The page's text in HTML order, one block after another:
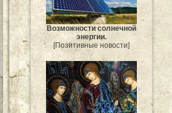
Возможности солнечной
энергии.
[Позитивные новости]